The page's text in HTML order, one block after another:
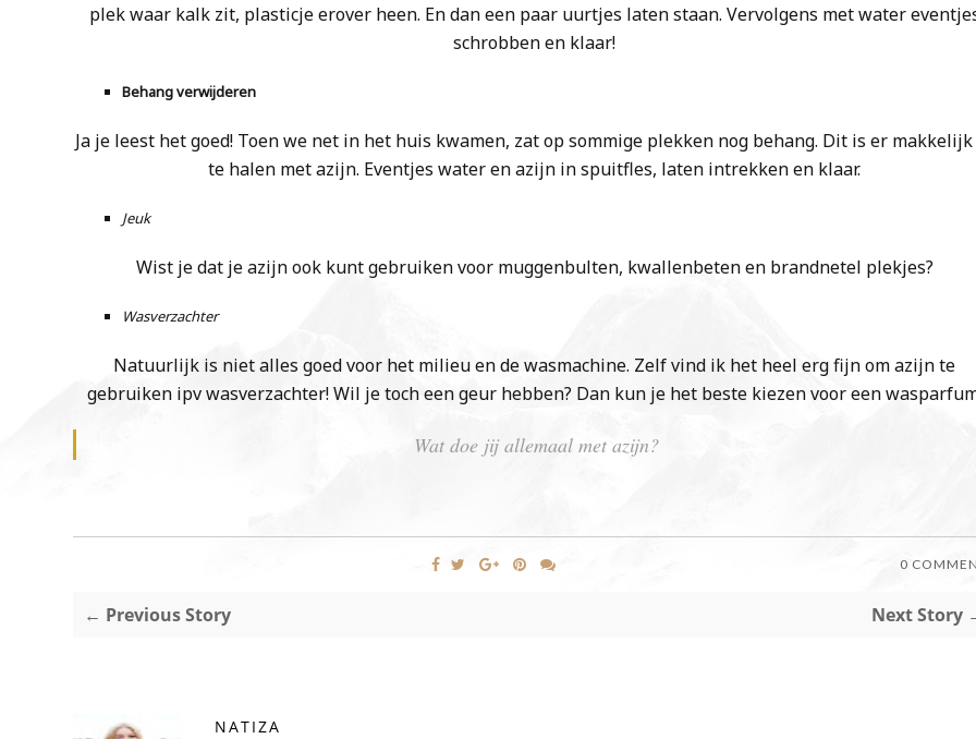
plek waar kalk zit, plasticje erover heen. En dan een paar uurtjes laten staan. Vervolgens met water
schrobben en klaar!
Behang verwijderen
Ja je leest het goed! Toen we net in het huis kwamen, zat op sommige plekken nog behang. Dit is er
te halen met azijn. Eventjes water en azijn in spuitfles, laten intrekken en klaar.
Jeuk
Wist je dat je azijn ook kunt gebruiken voor muggenbulten, kwallenbeten en brandnetel plekjes?
Wasverzachter
Natuurlijk is niet alles goed voor het milieu en de wasmachine. Zelf vind ik het heel erg fijn om azijn te
gebruiken ipv wasverzachter! Wil je toch een geur hebben? Dan kun je het beste kiezen voor een
Wat doe jij allemaal met azijn?
0
← Previous Story Next Story
NATIZA